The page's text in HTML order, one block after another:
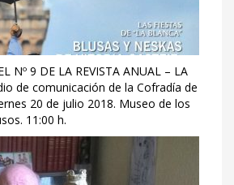
Nº 9 DE LA REVISTA ANUAL – LA
de comunicación de la Cofradía de
20 de julio 2018. Museo de los
11:00 h.